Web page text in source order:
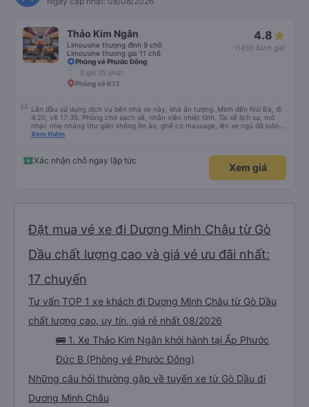
Thảo Kim Ngân
Limousine thượng đỉnh 9 chỗ
Limousine thương gia 11 chỗ
4.8
(1459 đánh giá)
Phòng vé Phước Đông
0 giờ 35 phút
Phòng vé K13
Lần đầu sử dụng dịch vụ bên nhà xe này, khá ấn tượng. Mình đến Núi Bà, đi
4:20, về 17:35. Phòng chờ sạch sẽ, nhân viên nhiệt tình. Tài xế lịch sự, mở
nhạc nhẹ nhàng thư giãn không ồn ào, ghế có massage, lên xe ngủ đã luôn
😆. Thấy có quét dọn xe trước khi mời khách lên. Xuất phát có chậm hơn giờ
nhiệt tình. Chuyến đi phục vụ chai nước nhỏ với kẹo gừng, chiều về phục vụ
trái cây tại phòng chờ, nước bí đao hạt chia, thanh long sấy và kẹo gừng.
Xem thêm
Xác nhận chỗ ngay lập tức
Xem giá
Đặt mua vé xe đi Dương Minh Châu từ Gò
Dầu chất lượng cao và giá vé ưu đãi nhất:
17 chuyến
Tư vấn TOP 1 xe khách đi Dương Minh Châu từ Gò Dầu
chất lượng cao, uy tín, giá rẻ nhất 08/2026
🚌 1. Xe Thảo Kim Ngân khởi hành tại Ấp Phước
Đức B (Phòng vé Phước Đông)
Những câu hỏi thường gặp về tuyến xe từ Gò Dầu đi
Dương Minh Châu